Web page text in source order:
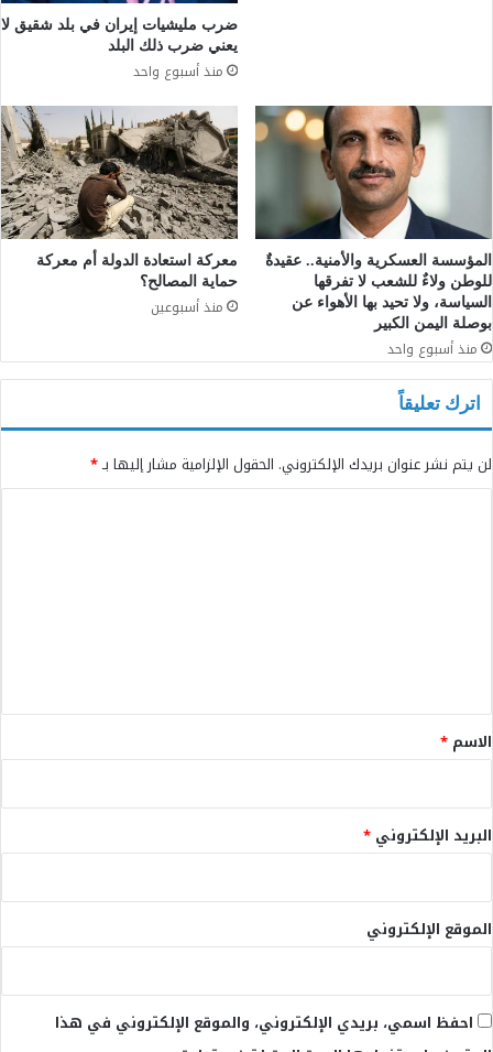
ضرب مليشيات إيران في بلد شقيق لا
يعني ضرب ذلك البلد
منذ أسبوع واحد
المؤسسة العسكرية والأمنية.. عقيدةٌ
للوطن ولاءٌ للشعب لا تفرقها
السياسة، ولا تحيد بها الأهواء عن
بوصلة اليمن الكبير
منذ أسبوع واحد
معركة استعادة الدولة أم معركة
حماية المصالح؟
منذ أسبوعين
اترك تعليقاً
لن يتم نشر عنوان بريدك الإلكتروني. الحقول الإلزامية مشار إليها بـ*
*
الاسم *
البريد الإلكتروني *
الموقع الإلكتروني
احفظ اسمي، بريدي الإلكتروني، والموقع الإلكتروني في هذا